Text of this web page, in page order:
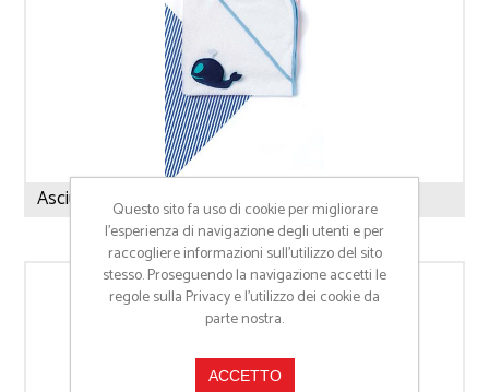
Asciugamano per neonati
Questo sito fa uso di cookie per migliorare
l’esperienza di navigazione degli utenti e per
raccogliere informazioni sull’utilizzo del sito
stesso. Proseguendo la navigazione accetti le
regole sulla Privacy e l'utilizzo dei cookie da
parte nostra.
ACCETTO